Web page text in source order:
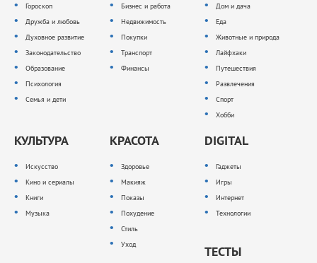
Гороскоп
Дружба и любовь
Духовное развитие
Законодательство
Образование
Психология
Семья и дети
Бизнес и работа
Недвижимость
Покупки
Транспорт
Финансы
Дом и дача
Еда
Животные и природа
Лайфхаки
Путешествия
Развлечения
Спорт
Хобби
КУЛЬТУРА
Искусство
Кино и сериалы
Книги
Музыка
КРАСОТА
Здоровье
Макияж
Показы
Похудение
Стиль
Уход
DIGITAL
Гаджеты
Игры
Интернет
Технологии
ТЕСТЫ